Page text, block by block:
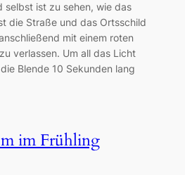
selbst ist zu sehen, wie das
die Straße und das Ortsschild
mit einem roten
verlassen. Um all das Licht
Blende 10 Sekunden lang
im Frühling